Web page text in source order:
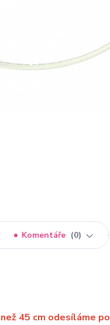
Komentáře 0
45 cm odesíláme